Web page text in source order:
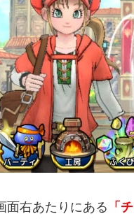
面右あたりにある 「